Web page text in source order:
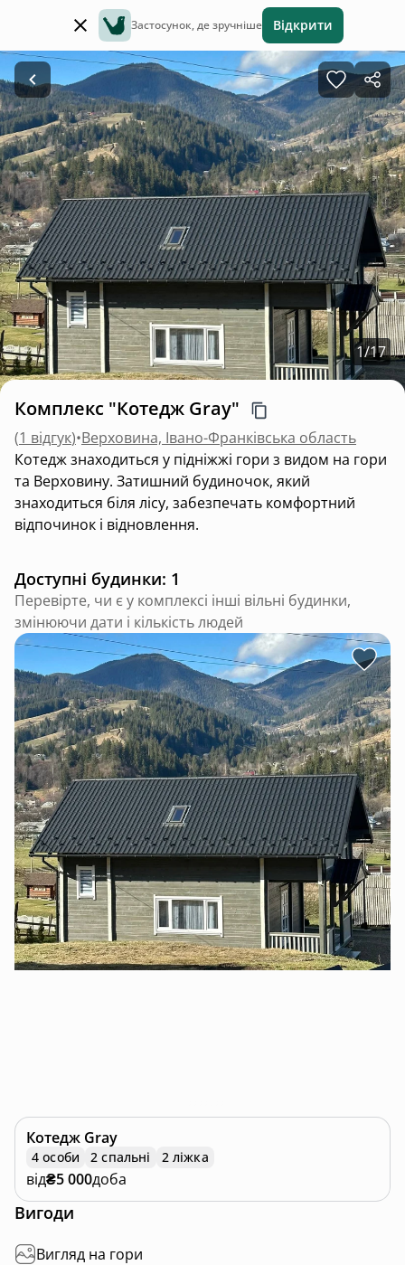
Застосунок, де зручніше Відкрити
1/17
Комплекс "Котедж Gray"
(1 відгук)•Верховина, Івано-Франківська область
Котедж знаходиться у підніжжі гори з видом на гори
та Верховину. Затишний будиночок, який
знаходиться біля лісу, забезпечать комфортний
відпочинок і відновлення.
Доступні будинки: 1
Перевірте, чи є у комплексі інші вільні будинки,
змінюючи дати і кількість людей
Котедж Gray
4 особи 2 спальні 2 ліжка
від₴5 000доба
Вигоди
Вигляд на гори